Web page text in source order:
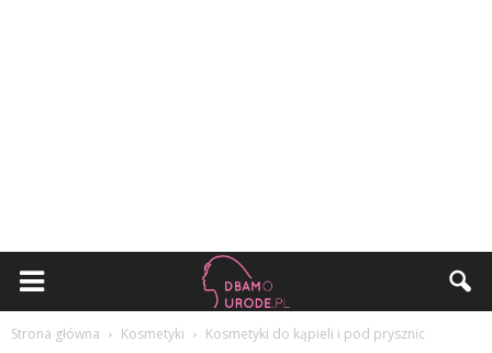
Strona główna Kosmetyki Kosmetyki do kąpieli i pod prysznic